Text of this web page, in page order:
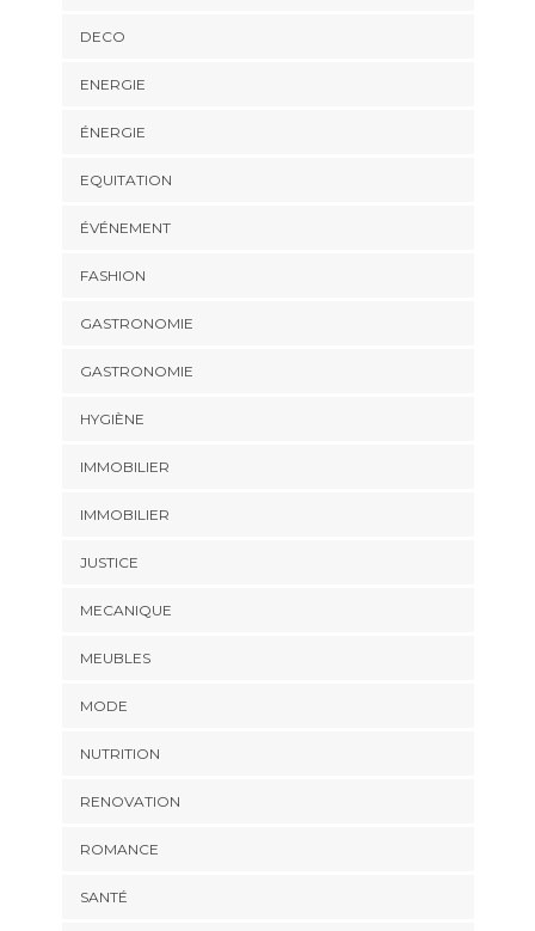
DECO
ENERGIE
ÉNERGIE
EQUITATION
ÉVÉNEMENT
FASHION
GASTRONOMIE
GASTRONOMIE
HYGIÈNE
IMMOBILIER
IMMOBILIER
JUSTICE
MECANIQUE
MEUBLES
MODE
NUTRITION
RENOVATION
ROMANCE
SANTÉ